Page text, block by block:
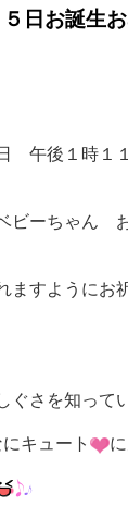
日お誕生
午後１時１
ビーちゃん
ますようにお
ぐさを知って
キュート